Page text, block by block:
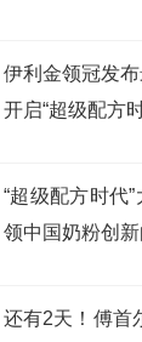
伊利金领冠发
开启“超级配方
“超级配方时代
领中国奶粉创新
还有2天！傅首